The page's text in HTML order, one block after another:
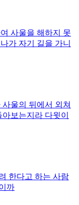
사울을 해하지 못
가 자기 길을 가니
울의 뒤에서 외쳐
보는지라 다윗이
한다고 하는 사람
까